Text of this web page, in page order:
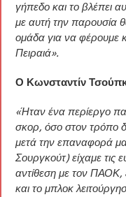
γήπεδο και το βλέπει
με αυτή την παρουσία
ομάδα για να φέρουμε
Πειραιά».
Ο Κωνσταντίν
«Ήταν ένα περίεργο
σκορ, όσο στον τρόπο
μετά την επαναφορά
Σουργκούτ) είχαμε τις
αντίθεση με τον ΠΑΟΚ,
και το μπλοκ